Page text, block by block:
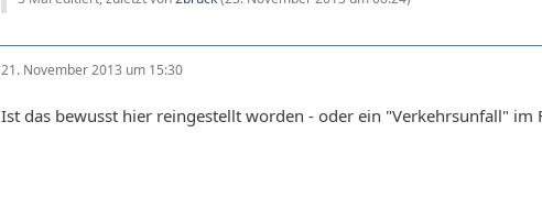
21. November 2013 um 15:30
Ist das bewusst hier reingestellt worden - oder ein "Verkehrsunfall" im